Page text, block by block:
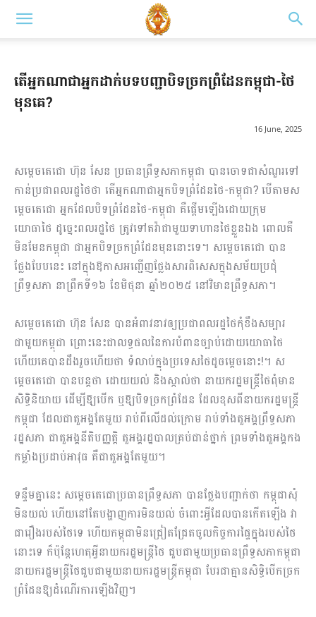
តើអ្នកណាជាអ្នកដាក់បទបញ្ជាបិទច្រកព្រំដែនកម្ពុជា-ថៃ
មុនគេ?
16 June, 2025
សម្តេចតេជោ ហ៊ុន សែន ប្រធានព្រឹទ្ធសភាកម្ពុជា បានចោទជាសំណួរទៅ
កាន់ប្រជាពលរដ្ឋថៃថា តើអ្នកណាជាអ្នកបិទព្រំដែនថៃ-កម្ពុជា? បើតាមស
ម្តេចតេជោ អ្នកដែលបិទព្រំដែនថៃ-កម្ពុជា គឺផ្តើមឡើងដោយក្រុម
យោធាថៃ ដូច្នេះពលរដ្ឋថៃ ត្រូវទៅតវ៉ាជាមួយទាហានថៃខ្លួនឯង ពោលគឺ
មិនមែនកម្ពុជា ជាអ្នកបិទច្រកព្រំដែនមុននោះទេ។ សម្តេចតេជោ បាន
ថ្លែងបែបនេះ នៅក្នុងឱកាសអញ្ជើញថ្លែងសារពិសេសក្នុងសម័យប្រជុំ
ព្រឹទ្ធសភា នាព្រឹកទី១៦ ខែមិថុនា ឆ្នាំ២០២៥ នៅវិមានព្រឹទ្ធសភា។
សម្តេចតេជោ ហ៊ុន សែន បានអំពាវនាវឲ្យប្រជាពលរដ្ឋថៃកុំខឹងសម្បារ
ជាមួយកម្ពុជា ព្រោះនេះជាលទ្ធផលនៃការបំពានច្បាប់ដោយយោធាថៃ
ហើយគេបានដឹងរួចហើយថា ទំលាប់ក្នុងប្រទេសថៃដូចម្តេចនោះ!។ ស
ម្តេចតេជោ បានបន្តថា ដោយយល់ និងស្កាល់ថា នាយករដ្ឋមន្ត្រីថៃពុំមាន
សិទ្ធិនិយាយ ដើម្បីឱ្យបើក ឬឱ្យបិទច្រកព្រំដែន ដែលខុសពីនាយករដ្ឋមន្ត្រី
កម្ពុជា ដែលជាតួអង្គតែមួយ រាប់ពីលើដល់ក្រោម រាប់ទាំងតួអង្គព្រឹទ្ធសភា
រដ្ឋសភា ជាតួអង្គនីតិបញ្ញត្តិ តួអង្គរដ្ឋបាលគ្រប់ជាន់ថ្នាក់ ព្រមទាំងតួអង្គកង
កម្លាំងប្រដាប់អាវុធ គឺជាតួអង្គតែមួយ។
ទន្ទឹមគ្នានេះ សម្តេចតេជោប្រធានព្រឹទ្ធសភា បានថ្លែងបញ្ជាក់ថា កម្ពុជាសុំ
មិនយល់ ហើយនៅតែបង្ហាញការមិនយល់ ចំពោះអ្វីដែលបានកើតឡើង វា
ជារឿងរបស់ថៃទេ ហើយកម្ពុជាមិនជ្រៀតជ្រែតចូលកិច្ចការផ្ទៃក្នុងរបស់ថៃ
នោះទេ ក៏ប៉ុន្តែហេតុអ្វីនាយករដ្ឋមន្ត្រីថៃ ជួបជាមួយប្រធានព្រឹទ្ធសភាកម្ពុជា
នាយករដ្ឋមន្ត្រីថៃជួបជាមួយនាយករដ្ឋមន្ត្រីកម្ពុជា បែរជាគ្មានសិទ្ធិបើកច្រក
ព្រំដែនឱ្យដំណើរការឡើងវិញ។